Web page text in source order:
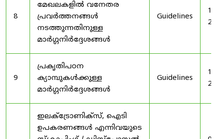
8
മേഖലകളിൽ വനേതര
പ്രവർത്തനങ്ങൾ
നടത്തുന്നതിനുള്ള
മാർഗ്ഗനിർദ്ദേശങ്ങൾ
Guidelines
9
പ്രകൃതിപഠന
ക്യാമ്പുകൾക്കുള്ള
മാർഗ്ഗനിർദ്ദേശങ്ങൾ
Guidelines
ഇലക്‌ട്രോണിക്‌സ്, ഐടി
ഉപകരണങ്ങൾ എന്നിവയുടെ